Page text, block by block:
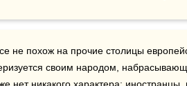
не похож на прочие столицы
своим народом,